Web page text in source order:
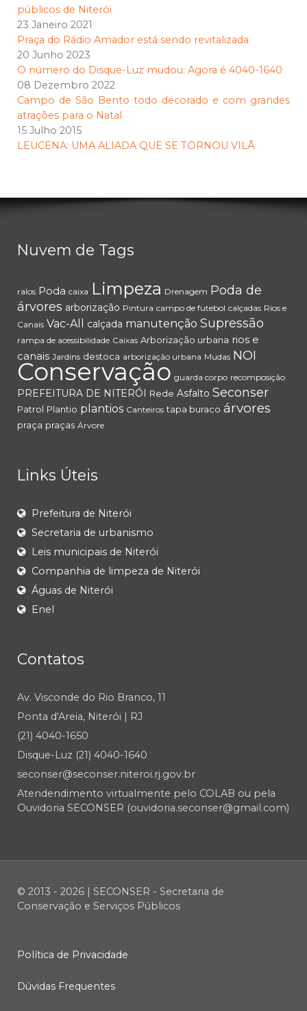
públicos de Niterói
23 Janeiro 2021
Praça do Rádio Amador está sendo revitalizada
20 Junho 2023
O número do Disque-Luz mudou: Agora é 4040-1640
08 Dezembro 2022
Campo de São Bento todo decorado e com grandes
atrações para o Natal
15 Julho 2015
LEUCENA: UMA ALIADA QUE SE TORNOU VILÃ
Nuvem de Tags
ralos Poda caixa Limpeza Drenagem Poda de
árvores arborização Pintura campo de futebol calçadas Rios e
Canais Vac-All calçada manutenção Supressão
rampa de acessibilidade Caixas Arborização urbana rios e
canais Jardins destoca arborização urbana Mudas NOI
Conservação guarda corpo recomposição
PREFEITURA DE NITERÓI Rede Asfalto Seconser
Patrol Plantio plantios Canteiros tapa buraco árvores
praça praças Árvore
Links Úteis
Prefeitura de Niterói
Secretaria de urbanismo
Leis municipais de Niterói
Companhia de limpeza de Niterói
Águas de Niterói
Enel
Contatos
Av. Visconde do Rio Branco, 11
Ponta d'Areia, Niterói | RJ
(21) 4040-1650
Disque-Luz (21) 4040-1640
seconser@seconser.niteroi.rj.gov.br
Atendendimento virtualmente pelo COLAB ou pela
Ouvidoria SECONSER (ouvidoria.seconser@gmail.com)
© 2013 - 2026 | SECONSER - Secretaria de
Conservação e Serviços Públicos
Política de Privacidade
Dúvidas Frequentes